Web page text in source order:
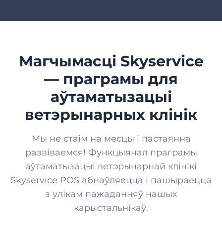
Магчымасці Skyservice
— праграмы для
аўтаматызацыі
ветэрынарных клінік
Мы не стаім на месцы і пастаянна
развіваемся! Функцыянал праграмы
аўтаматызацыі ветэрынарнай клінікі
Skyservice POS абнаўляецца і пашыраецца
з улікам пажаданняў нашых
карыстальнікаў.